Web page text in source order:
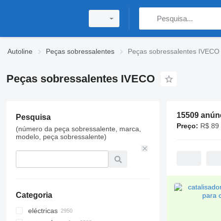
Autoline Peças sobressalentes Peças sobressalentes IVECO
Peças sobressalentes IVECO
Pesquisa
(número da peça sobressalente, marca,
modelo, peça sobressalente)
Categoria
eléctricas
15509
Preço: R$ 89